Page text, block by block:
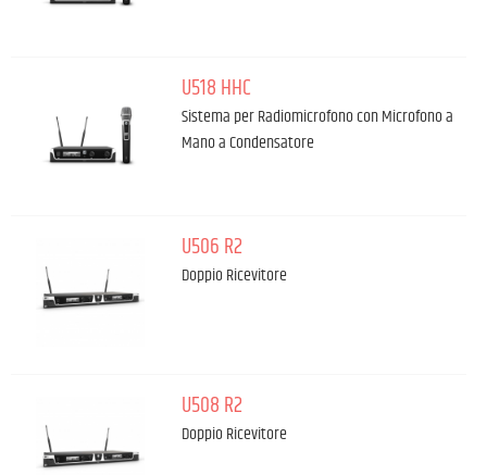
U518 HHC
Sistema per Radiomicrofono con Microfono a
Mano a Condensatore
U506 R2
Doppio Ricevitore
U508 R2
Doppio Ricevitore